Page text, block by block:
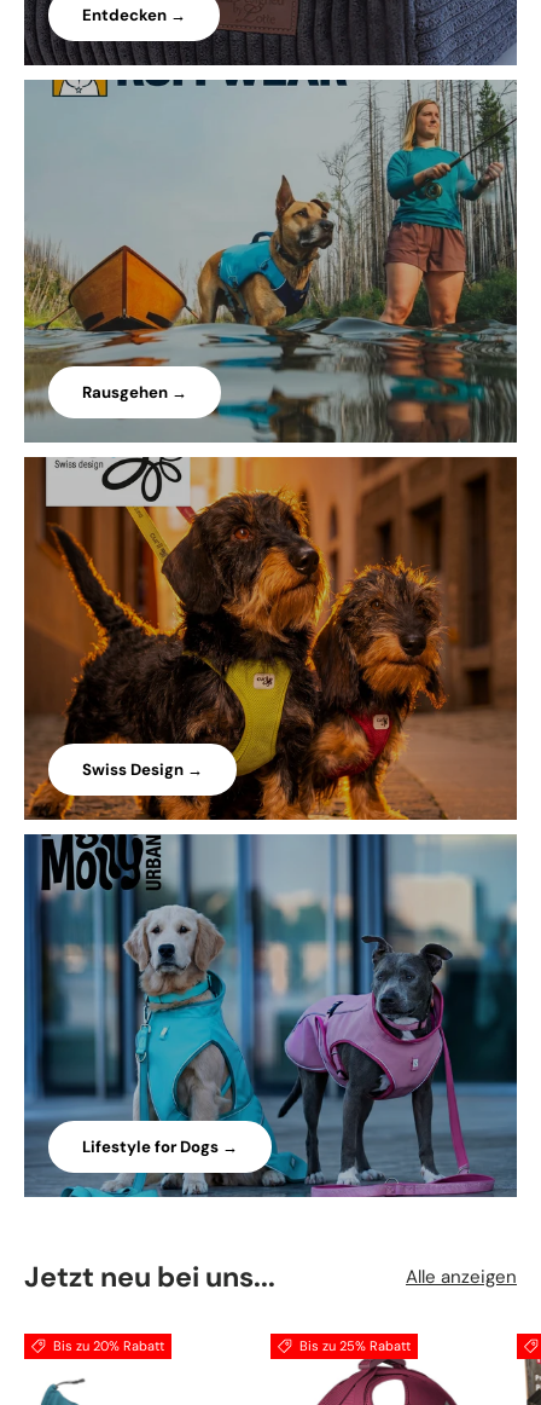
Entdecken →
Rausgehen →
Swiss Design →
Lifestyle for Dogs →
Jetzt neu bei uns... Alle anzeigen
Bis zu 20% Rabatt Bis zu 25% Rabatt